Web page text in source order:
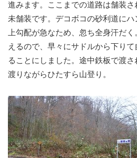
進みます。ここまでの道路は舗装
未舗装です。デコボコの砂利道に
上勾配が急なため、忽ち全身汗だ
えるので、早々にサドルから下り
ることにしました。途中鉄板で渡
渡りながらひたすら山登り。